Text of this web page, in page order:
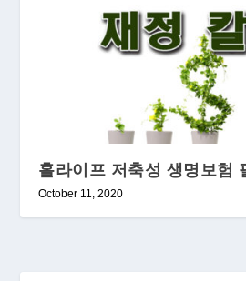
홀라이프 저축성 생명보험
October 11, 2020